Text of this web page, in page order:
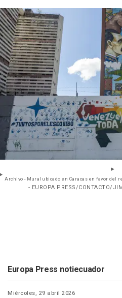
Archivo - Mural ubicado en Caracas en favor del
- EUROPA PRESS/CONTACTO/
Europa Press notiecuador
Miércoles, 29 abril 2026